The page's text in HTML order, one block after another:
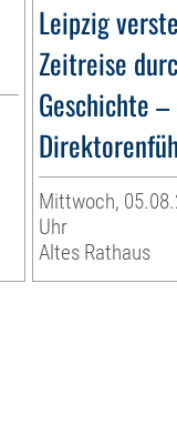
Leipzig
Zeitreise
Geschichte –
Mittwoch,
Uhr
Altes Rathaus